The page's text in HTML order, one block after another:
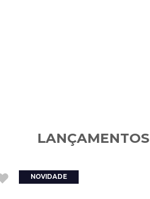
LANÇAMENTOS